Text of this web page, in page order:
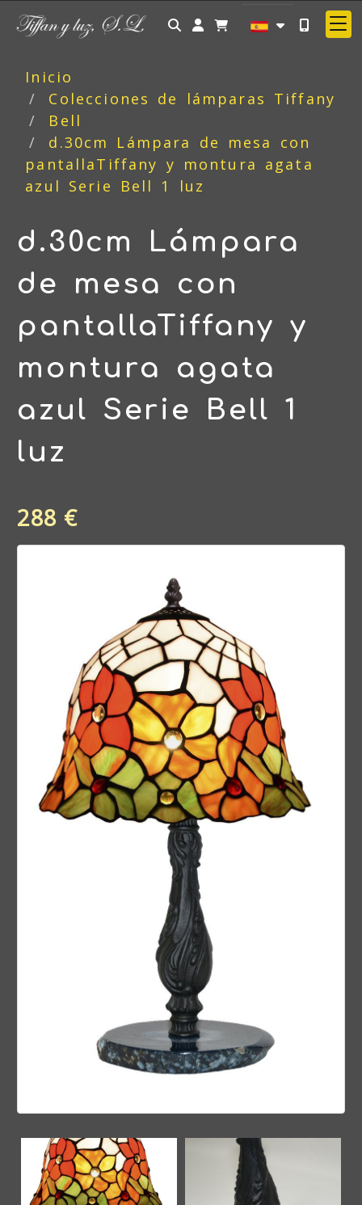
Identifícate
Inicio
Colecciones de lámparas Tiffany
Bell
d.30cm Lámpara de mesa con
pantallaTiffany y montura agata
azul Serie Bell 1 luz
d.30cm Lámpara
de mesa con
pantallaTiffany y
montura agata
azul Serie Bell 1
luz
288 €